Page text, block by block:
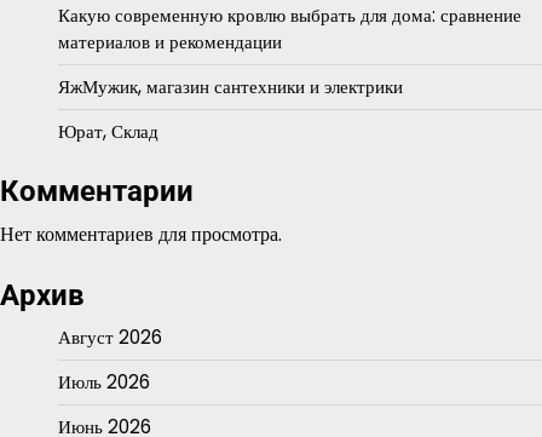
Какую современную кровлю выбрать для дома: сравнение
материалов и рекомендации
ЯжМужик, магазин сантехники и электрики
Юрат, Склад
Комментарии
Нет комментариев для просмотра.
Архив
Август 2026
Июль 2026
Июнь 2026